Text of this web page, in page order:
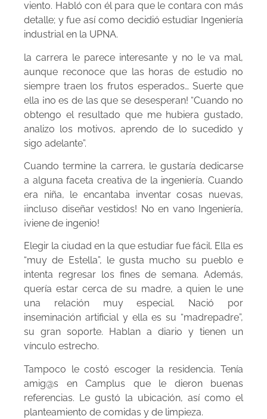
viento. Habló con él para que le contara con más
detalle; y fue así como decidió estudiar Ingeniería
industrial en la UPNA.
la carrera le parece interesante y no le va mal,
aunque reconoce que las horas de estudio no
siempre traen los frutos esperados… Suerte que
ella ¡no es de las que se desesperan! “Cuando no
obtengo el resultado que me hubiera gustado,
analizo los motivos, aprendo de lo sucedido y
sigo adelante”.
Cuando termine la carrera, le gustaría dedicarse
a alguna faceta creativa de la ingeniería. Cuando
era niña, le encantaba inventar cosas nuevas,
¡incluso diseñar vestidos! No en vano Ingeniería,
¡viene de ingenio!
Elegir la ciudad en la que estudiar fue fácil. Ella es
“muy de Estella”, le gusta mucho su pueblo e
intenta regresar los fines de semana. Además,
quería estar cerca de su madre, a quien le une
una relación muy especial. Nació por
inseminación artificial y ella es su “madrepadre”,
su gran soporte. Hablan a diario y tienen un
vínculo estrecho.
Tampoco le costó escoger la residencia. Tenía
amig@s en Camplus que le dieron buenas
referencias. Le gustó la ubicación, así como el
planteamiento de comidas y de limpieza.